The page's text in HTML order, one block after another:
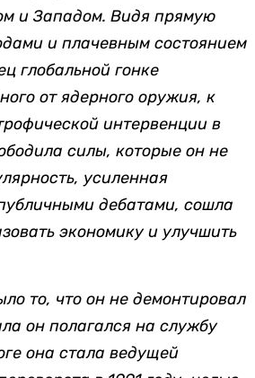
и Западом. Видя прямую
и плачевным состоянием
глобальной гонке
от ядерного оружия, к
интервенции в
силы, которые он не
усиленная
дебатами, сошла
экономику и улучшить
то, что он не демонтировал
он полагался на службу
она стала ведущей